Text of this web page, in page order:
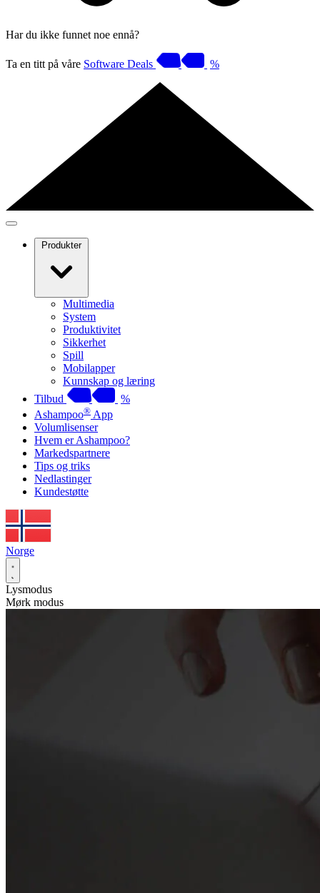
Har du ikke funnet noe ennå?
Ta en titt på våre Software Deals %
Produkter
Multimedia
System
Produktivitet
Sikkerhet
Spill
Mobilapper
Kunnskap og læring
Tilbud
%
Ashampoo® App
Volumlisenser
Hvem er Ashampoo?
Markedspartnere
Tips og triks
Nedlastinger
Kundestøtte
Norge
Lysmodus
Mørk modus